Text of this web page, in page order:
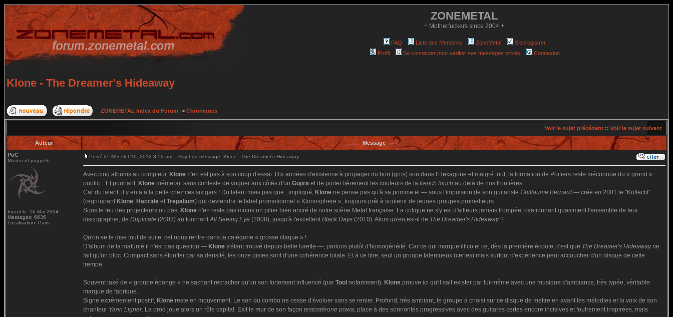
ZONEMETAL
+ Motherfuckers since 2004 +
FAQ Liste des Membres ZoneMetal
S'enregistrer
Profil
Se connecter pour vérifier ses messages privés Connexion
Klone - The Dreamer's Hideaway
ZONEMETAL Index du Forum -> Chroniques
Voir le sujet précédent :: Voir le sujet suivant
Auteur
Message
PoC
Master of puppets
Inscrit le: 16 Mai 2004
Messages: 6636
Localisation: Paris
Posté le: Mer Oct 10, 2012 8:52 am Sujet du message: Klone - The Dreamer's Hideaway
Avec cinq albums au compteur, Klone n'en est pas à son coup d'essai. Dix années d'existence à propager du bon (gros) son dans l'Hexagone et malgré tout, la formation de Poitiers reste méconnue du « grand »
public... Et pourtant, Klone mériterait sans conteste de voguer aux côtés d'un Gojira et de porter fièrement les couleurs de la french touch au delà de nos frontières.
Car du talent, il y en a à la pelle chez ces six gars ! Du talent mais pas que ; impliqué, Klone ne pense pas qu'à sa pomme et — sous l'impulsion de son guitariste Guillaume Bernard — crée en 2001 le "Kollectif"
(regroupant Klone, Hacride et Trepalium) qui deviendra le label promotionnel « Klonosphere », toujours prêt à soutenir de jeunes groupes prometteurs.
Sous le feu des projecteurs ou pas, Klone n'en reste pas moins un pilier bien ancré de notre scène Metal française. La critique ne s'y est d'ailleurs jamais trompée, ovationnant quasiment l'ensemble de leur
discographie, de Duplicate (2003) au tournantAll Seeing Eye (2008), jusqu'à l'excellent Black Days (2010). Alors qu'en est-il de The Dreamer's Hideaway?
Qu'on se le dise tout de suite, cet opus rentre dans la catégorie « grosse claque » !
D'album de la maturité il n'est pas question — Klone s'étant trouvé depuis belle lurette —, parlons plutôt d'homogénéité. Car ce qui marque illico et ce, dès la première écoute, c'est que The Dreamer's Hideawayne
fait qu'un bloc. Compact sans étouffer par sa densité, les onze pistes sont d'une cohérence totale. Et à ce titre, seul un groupe talentueux (certes) mais surtout d'expérience peut accoucher d'un disque de cette
trempe.
Souvent taxé de « groupe éponge » ne sachant recracher qu'un son fortement influencé (par Tool notamment), Klone prouve ici qu'il sait exister par lui-même avec une musique d'ambiance, très typée, véritable
marque de fabrique.
Signe extrêmement positif, Klone reste en mouvement. Le son du combo ne cesse d'évoluer sans se renier. Profond, très ambiant, le groupe a choisi sur ce disque de mettre en avant les mélodies et la voix de son
chanteur Yann Ligner. La prod joue alors un rôle capital. Exit le mur de son façon testostérone powa, place à des sonnorités progressives avec des guitares certes encore incisives et foutrement inspirées, mais